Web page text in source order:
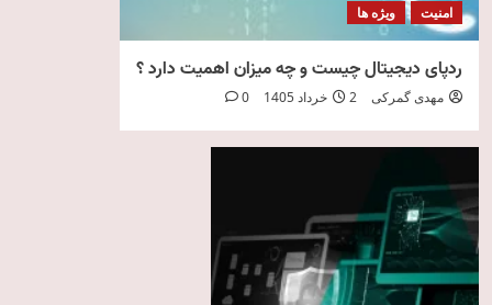
امنیت ویژه ها
ردپای دیجیتال چیست و چه میزان اهمیت دارد ؟
مهدی گمرکی 2 خرداد 1405 0